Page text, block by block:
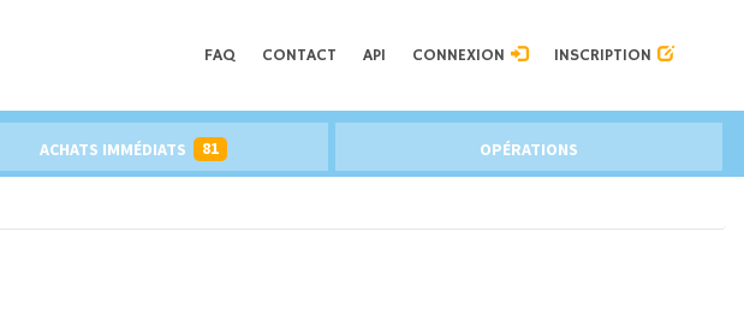
FAQ CONTACT API CONNEXION INSCRIPTION
ACHATS IMMÉDIATS 81 OPÉRATIONS